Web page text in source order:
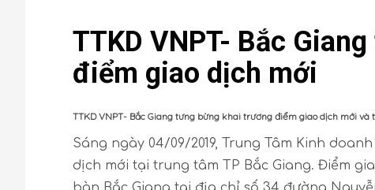
TTKD VNPT- Bắc
điểm giao dịch mới
TTKD VNPT- Bắc Giang tưng bừng khai trương điểm giao dịch mới
Sáng ngày 04/09/2019, Trung Tâm Kinh
dịch mới tại trung tâm TP Bắc Giang. Điểm